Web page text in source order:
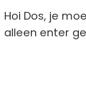
Hoi Dos, je
alleen enter